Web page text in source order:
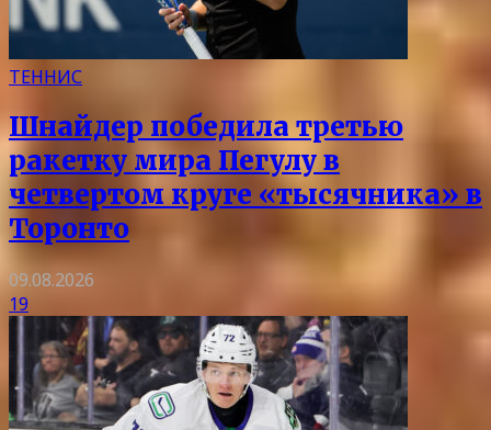
ТЕННИС
Шнайдер победила третью
ракетку мира Пегулу в
четвертом круге «тысячника» в
Торонто
09.08.2026
19